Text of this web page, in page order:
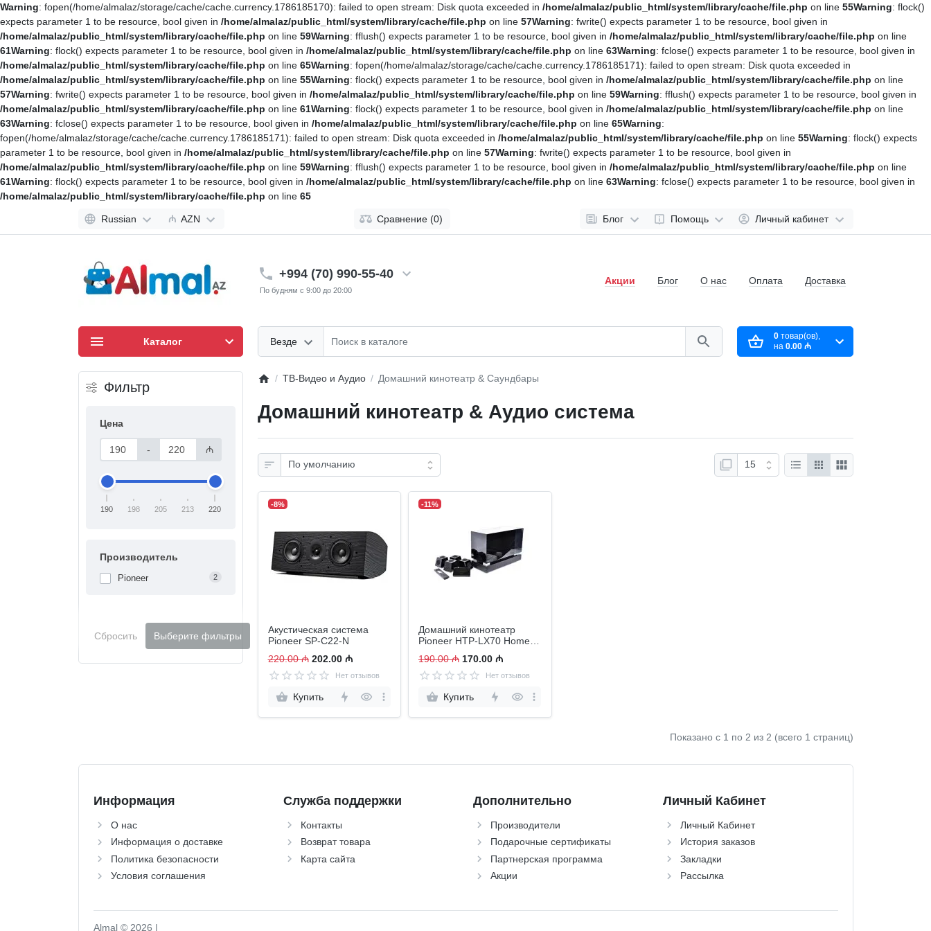
Warning: fopen(/home/almalaz/storage/cache/cache.currency.1786185170): failed to open stream: Disk quota exceeded in /home/almalaz/public_html/system/library/cache/file.php on line 55Warning: flock()
expects parameter 1 to be resource, bool given in /home/almalaz/public_html/system/library/cache/file.php on line 57Warning: fwrite() expects parameter 1 to be resource, bool given in
/home/almalaz/public_html/system/library/cache/file.php on line 59Warning: fflush() expects parameter 1 to be resource, bool given in /home/almalaz/public_html/system/library/cache/file.php on line
61Warning: flock() expects parameter 1 to be resource, bool given in /home/almalaz/public_html/system/library/cache/file.php on line 63Warning: fclose() expects parameter 1 to be resource, bool given in
/home/almalaz/public_html/system/library/cache/file.php on line 65Warning: fopen(/home/almalaz/storage/cache/cache.currency.1786185171): failed to open stream: Disk quota exceeded in
/home/almalaz/public_html/system/library/cache/file.php on line 55Warning: flock() expects parameter 1 to be resource, bool given in /home/almalaz/public_html/system/library/cache/file.php on line
57Warning: fwrite() expects parameter 1 to be resource, bool given in /home/almalaz/public_html/system/library/cache/file.php on line 59Warning: fflush() expects parameter 1 to be resource, bool given in
/home/almalaz/public_html/system/library/cache/file.php on line 61Warning: flock() expects parameter 1 to be resource, bool given in /home/almalaz/public_html/system/library/cache/file.php on line
63Warning: fclose() expects parameter 1 to be resource, bool given in /home/almalaz/public_html/system/library/cache/file.php on line 65Warning:
fopen(/home/almalaz/storage/cache/cache.currency.1786185171): failed to open stream: Disk quota exceeded in /home/almalaz/public_html/system/library/cache/file.php on line 55Warning: flock() expects
parameter 1 to be resource, bool given in /home/almalaz/public_html/system/library/cache/file.php on line 57Warning: fwrite() expects parameter 1 to be resource, bool given in
/home/almalaz/public_html/system/library/cache/file.php on line 59Warning: fflush() expects parameter 1 to be resource, bool given in /home/almalaz/public_html/system/library/cache/file.php on line
61Warning: flock() expects parameter 1 to be resource, bool given in /home/almalaz/public_html/system/library/cache/file.php on line 63Warning: fclose() expects parameter 1 to be resource, bool given in
/home/almalaz/public_html/system/library/cache/file.php on line 65
Russian ₼ AZN Сравнение (0) Блог Помощь Личный кабинет
+994 (70) 990-55-40
По будням с 9:00 до 20:00
Везде
Акции Блог О нас Оплата Доставка
0товар(ов),
на 0.00 ₼
Каталог
Фильтр
Цена
- ₼
190 198 205 213 220
Производитель
Pioneer 2
Сбросить Выберите фильтры
ТВ-Видео и Аудио Домашний кинотеатр & Саундбары
Домашний кинотеатр & Аудио система
-8%
Акустическая система
Pioneer SP-C22-N
220.00 ₼ 202.00 ₼
Нет отзывов
Купить
-11%
Домашний кинотеатр
Pioneer HTP-LX70 Home
190.00 ₼ 170.00 ₼
Нет отзывов
Купить
Показано с 1 по 2 из 2 (всего 1 страниц)
Информация
О нас
Информация о доставке
Политика безопасности
Условия соглашения
Служба поддержки
Контакты
Возврат товара
Карта сайта
Дополнительно
Производители
Подарочные сертификаты
Партнерская программа
Акции
Личный Кабинет
Личный Кабинет
История заказов
Закладки
Рассылка
Almal © 2026 |